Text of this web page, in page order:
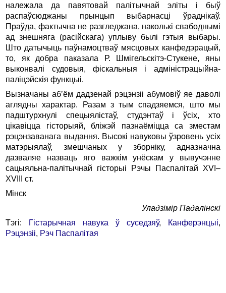
належала да павятовай палітычнай эліты і быў
распаўсюджаны прынцып выбарнасці ўраднікаў.
Праўда, фактычна не разгледжана, наколькі свабоднымі
ад знешняга (расійскага) уплыву былі гэтыя выбары.
Што датычыць паўнамоцтваў мясцовых канфедэрацый,
то, як добра паказала Р. Шмігельскітэ-Стукене, яны
выконвалі судовыя, фіскальныя і адміністрацыйна-
паліцэйскія функцыі.
Вызначаны аб’ём дадзенай рэцэнзіі абумовіў яе даволі
аглядны характар. Разам з тым спадзяемся, што мы
падштурхнулі спецыялістаў, студэнтаў і ўсіх, хто
цікавіцца гісторыяй, бліжэй пазнаёміцца са зместам
рэцэнзаванага выдання. Высокі навуковы ўзровень усіх
матэрыялаў, змешчаных у зборніку, адназначна
дазваляе назваць яго важкім унёскам у вывучэнне
сацыяльна-палітычнай гісторыі Рэчы Паспалітай XVI–
XVIII ст.
Мінск
Уладзімір Падалінскі
Тэгі:
Гістарычная навука ў суседзяў, Канферэнцыі,
Рэцэнзіі, Рэч Паспалітая